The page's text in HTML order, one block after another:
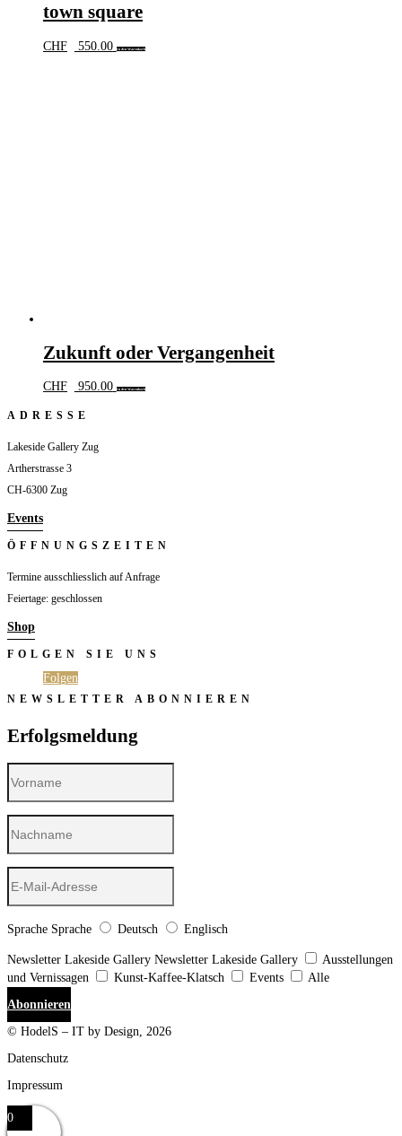
town square
CHF 550.00 In den Warenkorb
Zukunft oder Vergangenheit
CHF 950.00 In den Warenkorb
ADRESSE
Lakeside Gallery Zug
Artherstrasse 3
CH-6300 Zug
Events
ÖFFNUNGSZEITEN
Termine ausschliesslich auf Anfrage
Feiertage: geschlossen
Shop
FOLGEN SIE UNS
Folgen
NEWSLETTER ABONNIEREN
Erfolgsmeldung
Sprache Sprache Deutsch Englisch
Newsletter Lakeside Gallery Newsletter Lakeside Gallery
Ausstellungen
und Vernissagen
Kunst-Kaffee-Klatsch Events
Alle
Abonnieren
© HodelS – IT by Design, 2026
Datenschutz
Impressum
0